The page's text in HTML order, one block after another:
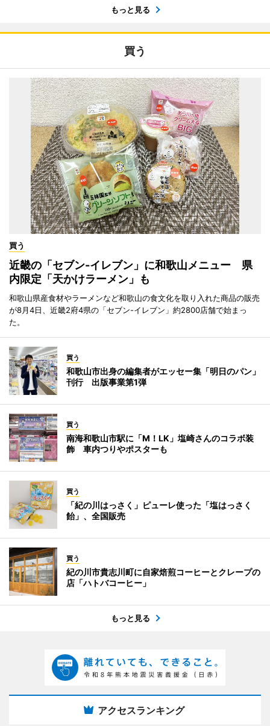
もっと見る
買う
買う
近畿の「セブン-イレブン」に和歌山メニュー 県
内限定「天かけラーメン」も
和歌山県産食材やラーメンなど和歌山の食文化を取り入れた商品の販売
が8月4日、近畿2府4県の「セブン-イレブン」約2800店舗で始まっ
た。
買う
和歌山市出身の編集者がエッセー集「明日のパン」
刊行 出版事業第1弾
買う
南海和歌山市駅に「M！LK」塩崎さんのコラボ装
飾 車内つりやポスターも
買う
「紀の川はっさく」ピューレ使った「塩はっさく
飴」、全国販売
買う
紀の川市貴志川町に自家焙煎コーヒーとクレープの
店「ハトバコーヒー」
もっと見る
アクセスランキング